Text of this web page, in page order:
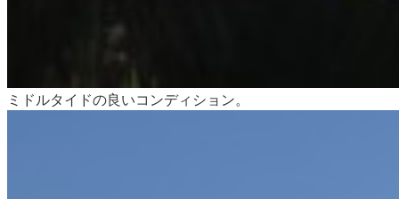
ミドルタイドの良いコンディション。